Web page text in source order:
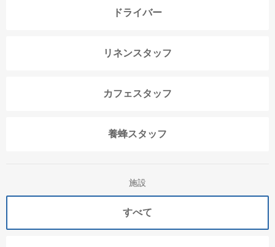
ドライバー
リネンスタッフ
カフェスタッフ
養蜂スタッフ
施設
すべて